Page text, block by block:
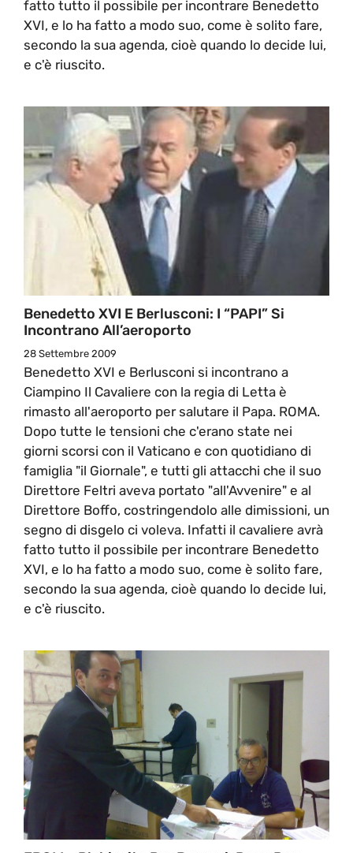
fatto tutto il possibile per incontrare Benedetto
XVI, e lo ha fatto a modo suo, come è solito fare,
secondo la sua agenda, cioè quando lo decide lui,
e c'è riuscito.
Benedetto XVI E Berlusconi: I “PAPI” Si
Incontrano All’aeroporto
28 Settembre 2009
Benedetto XVI e Berlusconi si incontrano a
Ciampino Il Cavaliere con la regia di Letta è
rimasto all'aeroporto per salutare il Papa. ROMA.
Dopo tutte le tensioni che c'erano state nei
giorni scorsi con il Vaticano e con quotidiano di
famiglia "il Giornale", e tutti gli attacchi che il suo
Direttore Feltri aveva portato "all'Avvenire" e al
Direttore Boffo, costringendolo alle dimissioni, un
segno di disgelo ci voleva. Infatti il cavaliere avrà
fatto tutto il possibile per incontrare Benedetto
XVI, e lo ha fatto a modo suo, come è solito fare,
secondo la sua agenda, cioè quando lo decide lui,
e c'è riuscito.